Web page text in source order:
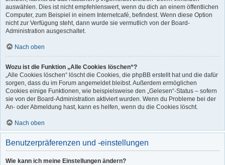
auswählen. Dies ist nicht empfehlenswert, wenn du dich an einem öffentlichen
Computer, zum Beispiel in einem Internetcafé, befindest. Wenn diese Option
nicht zur Verfügung steht, dann wurde sie vermutlich von der Board-
Administration ausgeschaltet.
Nach oben
Wozu ist die Funktion „Alle Cookies löschen“?
„Alle Cookies löschen“ löscht die Cookies, die phpBB erstellt hat und die dafür
sorgen, dass du im Forum angemeldet bleibst. Außerdem ermöglichen
Cookies einige Funktionen, wie beispielsweise den „Gelesen“-Status – sofern
sie von der Board-Administration aktiviert wurden. Wenn du Probleme bei der
An- oder Abmeldung hast, kann es helfen, wenn du die Cookies löscht.
Nach oben
Benutzerpräferenzen und -einstellungen
Wie kann ich meine Einstellungen ändern?